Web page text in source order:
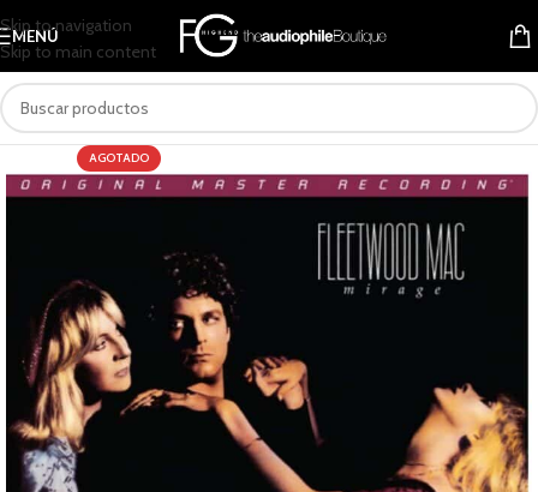
Skip to navigation
Skip to main content
MENÚ
AGOTADO